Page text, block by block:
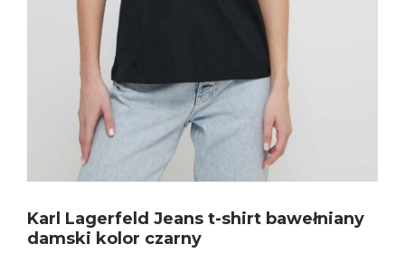
Karl Lagerfeld Jeans t-shirt bawełniany
damski kolor czarny